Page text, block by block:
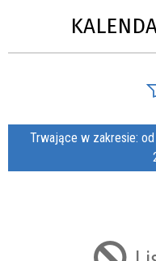
Trwające w zakresie: